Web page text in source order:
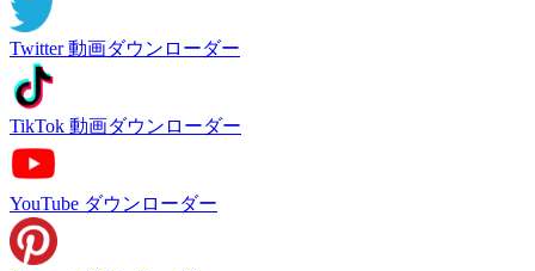
Twitter 動画ダウンローダー
TikTok 動画ダウンローダー
YouTube ダウンローダー